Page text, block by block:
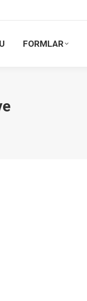
FORMLAR